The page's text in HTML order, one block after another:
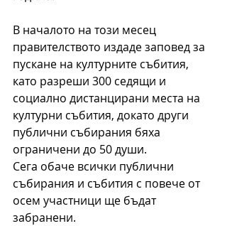
В началото на този месец
правителството издаде заповед за
пускане на културните събития,
като разреши 300 седящи и
социално дистанцирани места на
културни събития, докато други
публични събирания бяха
ограничени до 50 души.
Сега обаче всички публични
събирания и събития с повече от
осем участници ще бъдат
забранени.